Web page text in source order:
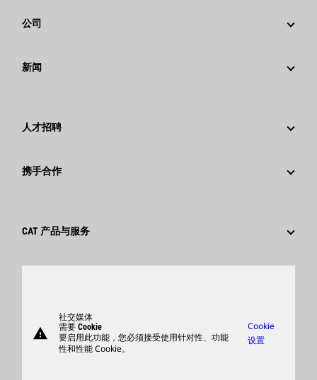
公司
公司治理
卡特彼勒 基金会
可持续发展
全球网点
新闻
社交媒体
人才招聘
职业领域
搜索和申请
携手合作
供应商
CAT 产品与服务
商品warning
社交媒体
需要 Cookie
要启用此功能，您必须接受使用针对性、功能
性和性能 Cookie。
Cookie
设置